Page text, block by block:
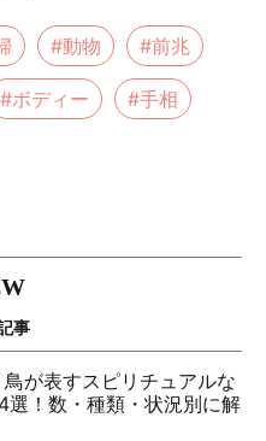
#動物 #前兆
#ボディー #手相
事
が表すスピリチュアルな
選！数・種類・状況別に解